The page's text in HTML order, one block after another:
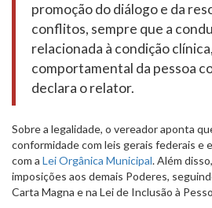
promoção do diálogo e da
conflitos, sempre que a
relacionada à condição
comportamental da pessoa
declara o relator.
Sobre a legalidade, o vereador aponta
conformidade com leis gerais federais e
com a Lei Orgânica Municipal. Além
imposições aos demais Poderes,
Carta Magna e na Lei de Inclusão à